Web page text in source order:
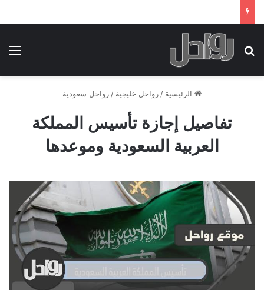
بحث عن
الرئيسية / رواحل خليجية / رواحل سعودية
تفاصيل إجازة تأسيس المملكة
العربية السعودية وموعدها